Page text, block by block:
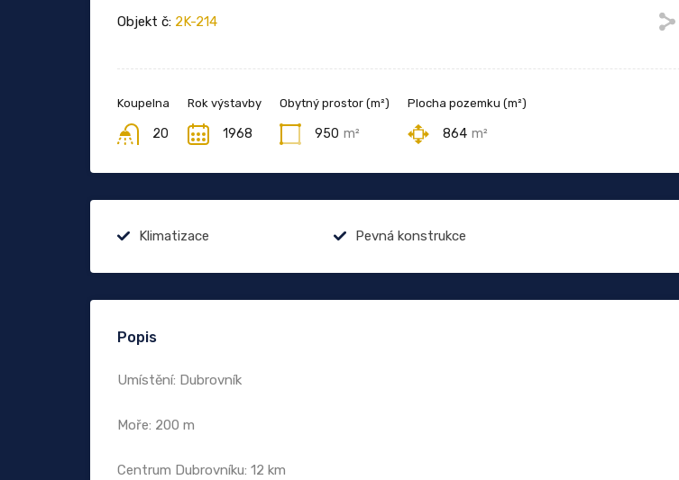
Objekt č: 2K-214
Koupelna
20
Rok výstavby
1968
Obytný prostor (m²)
950 m²
Plocha pozemku (m²)
864 m²
Klimatizace Pevná konstrukce
Popis
Umístění: Dubrovník
Moře: 200 m
Centrum Dubrovníku: 12 km